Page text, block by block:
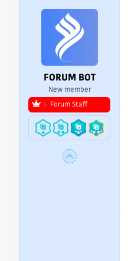
r
FORUM BOT
New member
Forum Staff